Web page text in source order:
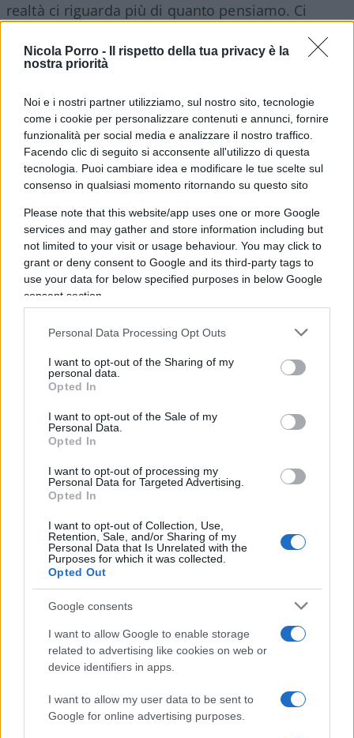
Nicola Porro -
Il rispetto della tua privacy è la
nostra priorità
Noi e i nostri partner utilizziamo, sul nostro sito, tecnologie
come i cookie per personalizzare contenuti e annunci, fornire
funzionalità per social media e analizzare il nostro traffico.
Facendo clic di seguito si acconsente all'utilizzo di questa
tecnologia. Puoi cambiare idea e modificare le tue scelte sul
consenso in qualsiasi momento ritornando su questo sito
Please note that this website/app uses one or more Google
services and may gather and store information including but
not limited to your visit or usage behaviour. You may click to
grant or deny consent to Google and its third-party tags to
use your data for below specified purposes in below Google
consent section.
Personal Data Processing Opt Outs
I want to opt-out of the Sharing of my
personal data.
Opted In
I want to opt-out of the Sale of my
Personal Data.
Opted In
I want to opt-out of processing my
Personal Data for Targeted Advertising.
Opted In
I want to opt-out of Collection, Use,
Retention, Sale, and/or Sharing of my
Personal Data that Is Unrelated with the
Purposes for which it was collected.
Opted Out
Google consents
I want to allow Google to enable storage
related to advertising like cookies on web or
device identifiers in apps.
I want to allow my user data to be sent to
Google for online advertising purposes.
realtà ci riguarda più di quanto pensiamo. Ci
riguardano e riguarderanno anche servizi più
tradizionali.
In questo breve estratto, l’amministratore
delegato di Banca GeneraliGian Maria Mossa ci
illustra gli scenari.
#BANCHE #SOCIAL MEDIA
Commenta per primo
Vai all'archivio delle vignette
Il Como e l’assurda pretesa di
controllare chi ha già pagato
Il club lariano introduce presenze minime e
più, bisogna anche dimostrare di meritarlo